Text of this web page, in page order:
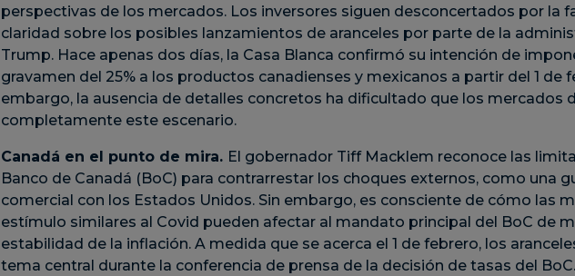
perspectivas de los mercados. Los inversores siguen desconcertados por la
claridad sobre los posibles lanzamientos de aranceles por parte de la
Trump. Hace apenas dos días, la Casa Blanca confirmó su intención de
gravamen del 25% a los productos canadienses y mexicanos a partir del 1 de
embargo, la ausencia de detalles concretos ha dificultado que los mercados
completamente este escenario.
Canadá en el punto de mira. El gobernador Tiff Macklem reconoce las
Banco de Canadá (BoC) para contrarrestar los choques externos, como una
comercial con los Estados Unidos. Sin embargo, es consciente de cómo las
estímulo similares al Covid pueden afectar al mandato principal del BoC de
estabilidad de la inflación. A medida que se acerca el 1 de febrero, los
tema central durante la conferencia de prensa de la decisión de tasas del BoC.